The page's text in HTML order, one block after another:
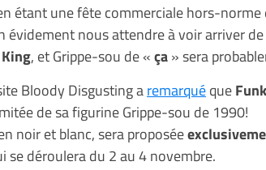
étant une fête commerciale hors-
évidement nous attendre à voir arriver
, et Grippe-sou de «ça» sera
Bloody Disgusting aremarquéque
de sa figurine Grippe-sou de 1990!
noir et blanc, sera proposée
se déroulera du 2 au 4 novembre.